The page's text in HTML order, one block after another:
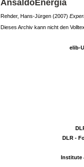
AnsaldoEnergia
Rehder, Hans-Jürgen (2007)
Dieses Archiv kann nicht den
elib-
DLR -
Institute